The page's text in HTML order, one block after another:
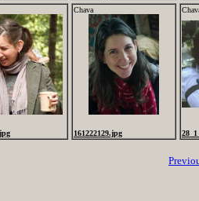
Chava
161222129.jpg